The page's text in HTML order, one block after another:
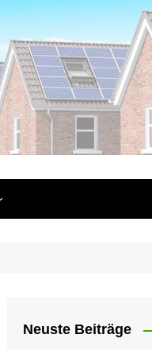
Neuste Beiträge